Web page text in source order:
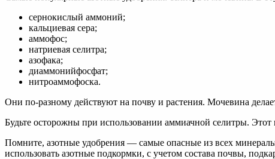
сернокислый аммоний;
кальциевая сера;
аммофос;
натриевая селитра;
азофака;
диаммонийфосфат;
нитроаммофоска.
Они по-разному действуют на почву и растения. Мочевина
Будьте осторожны при использовании аммиачной селитры.
Помните, азотные удобрения — самые опасные из всех
использовать азотные подкормки, с учетом состава почвы,